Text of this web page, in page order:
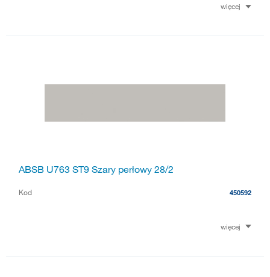
więcej
ABSB U763 ST9 Szary perłowy 28/2
Kod 450592
więcej